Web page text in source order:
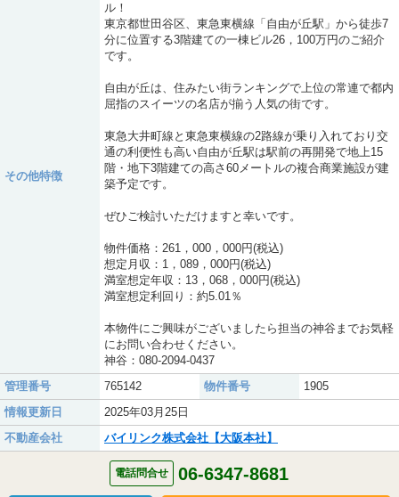
その他特徴
ル！
東京都世田谷区、東急東横線「自由が丘駅」から徒歩7
分に位置する3階建ての一棟ビル26，100万円のご紹介
です。
自由が丘は、住みたい街ランキングで上位の常連で都内
屈指のスイーツの名店が揃う人気の街です。
東急大井町線と東急東横線の2路線が乗り入れており交
通の利便性も高い自由が丘駅は駅前の再開発で地上15
階・地下3階建ての高さ60メートルの複合商業施設が建
築予定です。
ぜひご検討いただけますと幸いです。
物件価格：261，000，000円(税込)
想定月収：1，089，000円(税込)
満室想定年収：13，068，000円(税込)
満室想定利回り：約5.01％
本物件にご興味がございましたら担当の神谷までお気軽
にお問い合わせください。
神谷：080-2094-0437
管理番号
765142 物件番号
1905
情報更新日
2025年03月25日
不動産会社
バイリンク株式会社【大阪本社】
電話問合せ 06-6347-8681